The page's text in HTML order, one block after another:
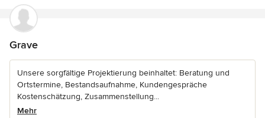
Grave
Unsere sorgfältige Projektierung beinhaltet: Beratung und
Ortstermine, Bestandsaufnahme, Kundengespräche
Kostenschätzung, Zusammenstellung...
Mehr